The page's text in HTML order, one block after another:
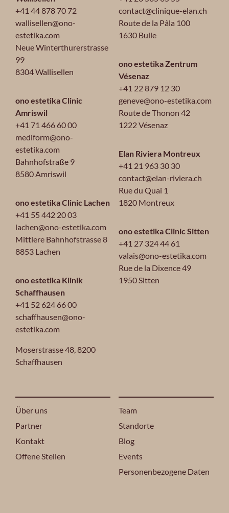
+41 44 878 70 72
wallisellen@ono-
estetika.com
Neue Winterthurerstrasse
99
8304 Wallisellen
ono estetika Clinic
Amriswil
+41 71 466 60 00
mediform@ono-
estetika.com
Bahnhofstraße 9
8580 Amriswil
ono estetika Clinic Lachen
+41 55 442 20 03
lachen@ono-estetika.com
Mittlere Bahnhofstrasse 8
8853 Lachen
ono estetika Klinik
Schaffhausen
+41 52 624 66 00
schaffhausen@ono-
estetika.com
Moserstrasse 48,8200
Schaffhausen
contact@clinique-elan.ch
Route de la Pâla 100
1630 Bulle
ono estetika Zentrum
Vésenaz
+41 22 879 12 30
geneve@ono-estetika.com
Route de Thonon 42
1222 Vésenaz
Elan Riviera Montreux
+41 21 963 30 30
contact@elan-riviera.ch
Rue du Quai 1
1820 Montreux
ono estetika Clinic Sitten
+41 27 324 44 61
valais@ono-estetika.com
Rue de la Dixence 49
1950 Sitten
Über uns
Partner
Kontakt
Offene Stellen
Team
Standorte
Blog
Events
Personenbezogene Daten